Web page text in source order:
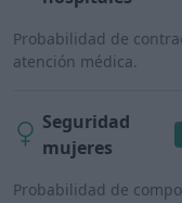
Probabilidad de
atención médica.
Seguridad
mujeres
Probabilidad de